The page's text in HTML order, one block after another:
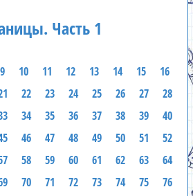
Часть 1
9 10 11 12 13 14 15
16
22 23 24 25 26 27
28
34 35 36 37 38 39
40
46 47 48 49 50 51
52
58 59 60 61 62 63
64
70 71 72 73 74 75
76